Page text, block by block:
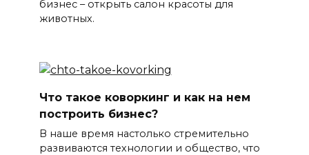
бизнес – открыть салон красоты для
животных.
Что такое коворкинг и как на нем
построить бизнес?
В наше время настолько стремительно
развиваются технологии и общество, что